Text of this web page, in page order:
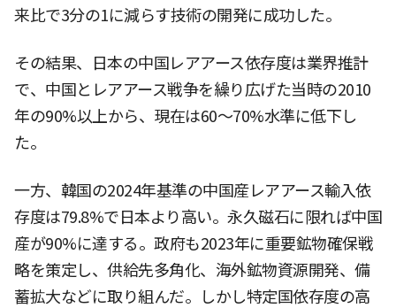
来比で3分の1に減らす技術の開発に成功した。
その結果、日本の中国レアアース依存度は業界推計
で、中国とレアアース戦争を繰り広げた当時の2010
年の90%以上から、現在は60〜70%水準に低下し
た。
一方、韓国の2024年基準の中国産レアアース輸入依
存度は79.8%で日本より高い。永久磁石に限れば中国
産が90%に達する。政府も2023年に重要鉱物確保戦
略を策定し、供給先多角化、海外鉱物資源開発、備
蓄拡大などに取り組んだ。しかし特定国依存度の高